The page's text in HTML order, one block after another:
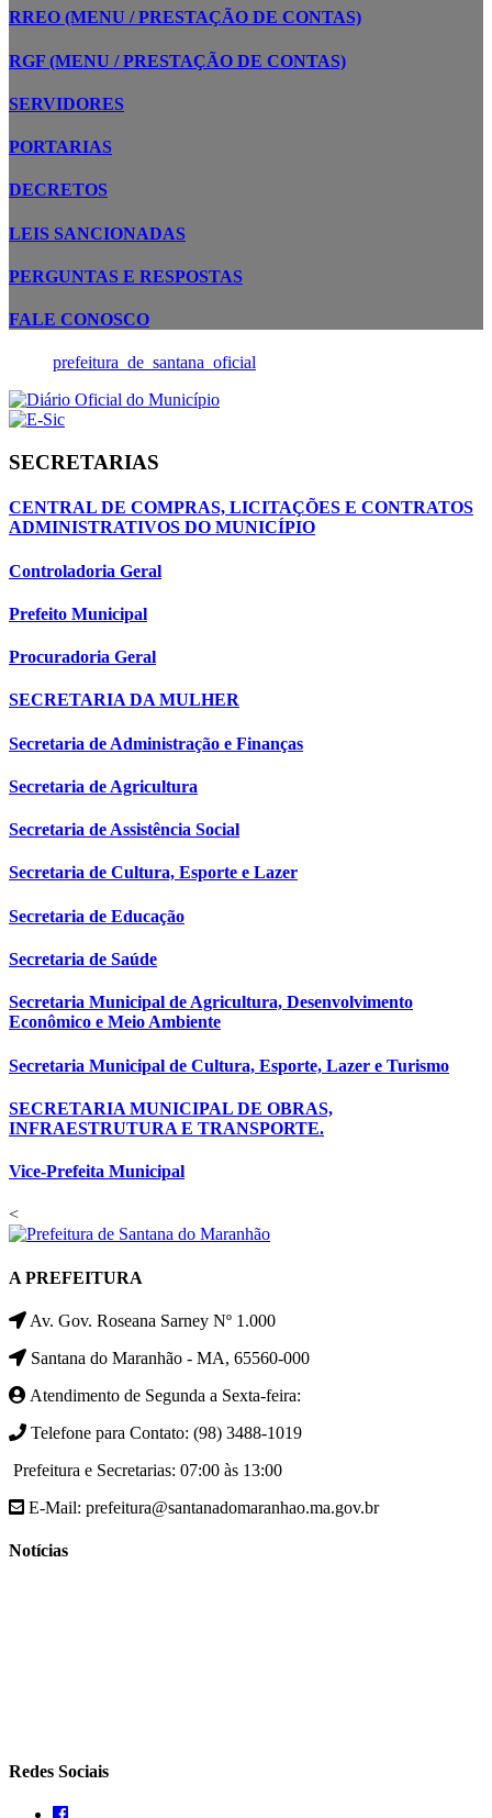
RREO (MENU / PRESTAÇÃO DE CONTAS)
RGF (MENU / PRESTAÇÃO DE CONTAS)
SERVIDORES
PORTARIAS
DECRETOS
LEIS SANCIONADAS
PERGUNTAS E RESPOSTAS
FALE CONOSCO
prefeitura_de_santana_oficial
SECRETARIAS
CENTRAL DE COMPRAS, LICITAÇÕES E CONTRATOS
ADMINISTRATIVOS DO MUNICÍPIO
Controladoria Geral
Prefeito Municipal
Procuradoria Geral
SECRETARIA DA MULHER
Secretaria de Administração e Finanças
Secretaria de Agricultura
Secretaria de Assistência Social
Secretaria de Cultura, Esporte e Lazer
Secretaria de Educação
Secretaria de Saúde
Secretaria Municipal de Agricultura, Desenvolvimento
Econômico e Meio Ambiente
Secretaria Municipal de Cultura, Esporte, Lazer e Turismo
SECRETARIA MUNICIPAL DE OBRAS,
INFRAESTRUTURA E TRANSPORTE.
Vice-Prefeita Municipal
<
A PREFEITURA
Av. Gov. Roseana Sarney Nº 1.000
Santana do Maranhão - MA, 65560-000
Atendimento de Segunda a Sexta-feira:
Telefone para Contato: (98) 3488-1019
Prefeitura e Secretarias: 07:00 às 13:00
E-Mail: prefeitura@santanadomaranhao.ma.gov.br
Notícias
Redes Sociais